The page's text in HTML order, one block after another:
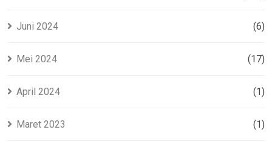
Juni 2024 (6)
Mei 2024 (17)
April 2024 (1)
Maret 2023 (1)